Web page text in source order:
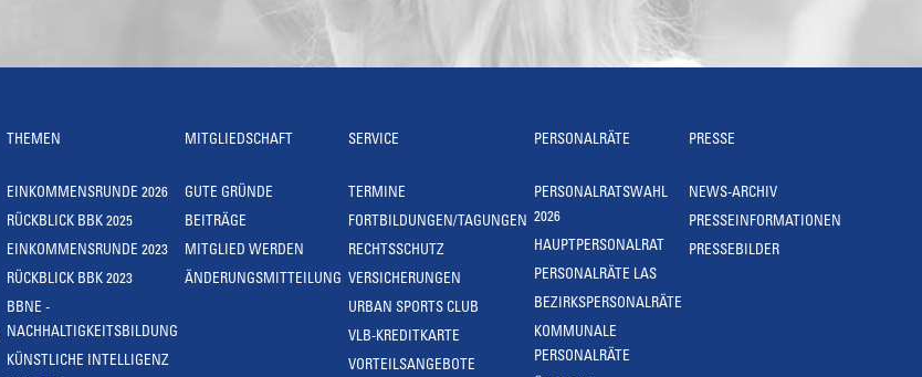
THEMEN
EINKOMMENSRUNDE 2026
RÜCKBLICK BBK 2025
EINKOMMENSRUNDE 2023
RÜCKBLICK BBK 2023
BBNE -
NACHHALTIGKEITSBILDUNG
KÜNSTLICHE INTELLIGENZ
MITGLIEDSCHAFT
GUTE GRÜNDE
BEITRÄGE
MITGLIED WERDEN
ÄNDERUNGSMITTEILUNG
SERVICE
TERMINE
FORTBILDUNGEN/TAGUNGEN
RECHTSSCHUTZ
VERSICHERUNGEN
URBAN SPORTS CLUB
VLB-KREDITKARTE
VORTEILSANGEBOTE
PERSONALRÄTE
PERSONALRATSWAHL
2026
HAUPTPERSONALRAT
PERSONALRÄTE LAS
BEZIRKSPERSONALRÄTE
KOMMUNALE
PERSONALRÄTE
PRESSE
NEWS-ARCHIV
PRESSEINFORMATIONEN
PRESSEBILDER